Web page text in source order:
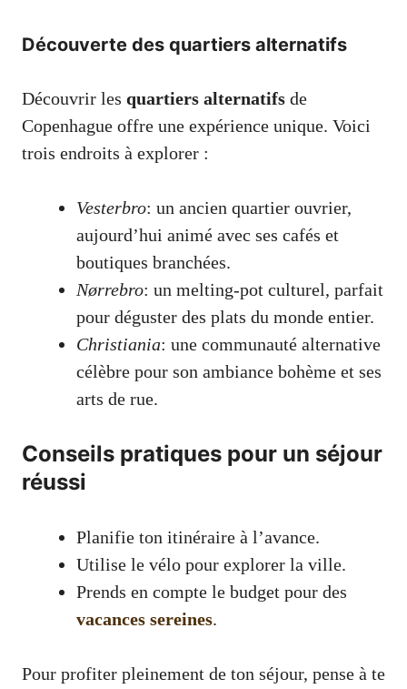
Découverte des quartiers alternatifs
Découvrir les quartiers alternatifs de
Copenhague offre une expérience unique. Voici
trois endroits à explorer :
Vesterbro: un ancien quartier ouvrier,
aujourd’hui animé avec ses cafés et
boutiques branchées.
Nørrebro: un melting-pot culturel, parfait
pour déguster des plats du monde entier.
Christiania: une communauté alternative
célèbre pour son ambiance bohème et ses
arts de rue.
Conseils pratiques pour un séjour
réussi
Planifie ton itinéraire à l’avance.
Utilise le vélo pour explorer la ville.
Prends en compte le budget pour des
vacances sereines.
Pour profiter pleinement de ton séjour, pense à te